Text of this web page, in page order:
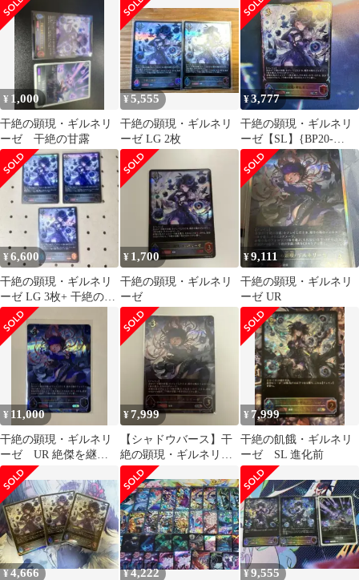
¥ 1,000
干絶の顕現・ギルネリ
ーゼ 干絶の甘露
¥5,555
干絶の顕現・ギルネリ
ーゼ LG 2枚
¥3,777
干絶の顕現・ギルネリ
ーゼ【SL】{BP20-
SL31}《ニュートラ
ル》
¥6,600
干絶の顕現・ギルネリ
ーゼ LG 3枚+ 干絶の甘
露3枚【シャドウバー
ス】
¥ 1,700
干絶の顕現・ギルネリ
ーゼ
¥9,111
干絶の顕現・ギルネリ
ーゼ UR
¥ 11,000
干絶の顕現・ギルネリ
ーゼ UR 絶傑を継ぐ
者
¥7,999
【シャドウバース】干
絶の顕現・ギルネリー
ゼ UR
¥ 7,999
干絶の飢餓・ギルネリ
ーゼ SL 進化前
¥4,666 ¥4,222 ¥9,555